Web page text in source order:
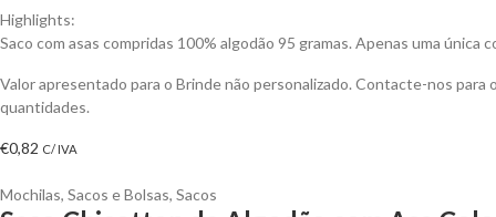
Highlights:
Saco com asas compridas 100% algodão 95 gramas. Apenas uma única
Valor apresentado para o Brinde não personalizado. Contacte-nos
quantidades.
€0,82 C/ IVA
Mochilas, Sacos e Bolsas, Sacos